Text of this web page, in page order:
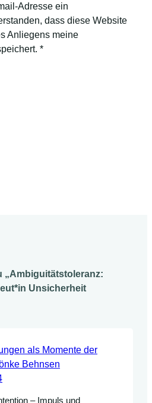
Adresse ein
dass diese Website
Anliegens meine
*
„Ambiguitätstoleranz:
Unsicherheit
als Momente der
Behnsen
– Impuls und